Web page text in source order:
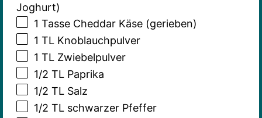
Joghurt)
1 Tasse Cheddar Käse (gerieben)
1 TL Knoblauchpulver
1 TL Zwiebelpulver
1/2 TL Paprika
1/2 TL Salz
1/2 TL schwarzer Pfeffer